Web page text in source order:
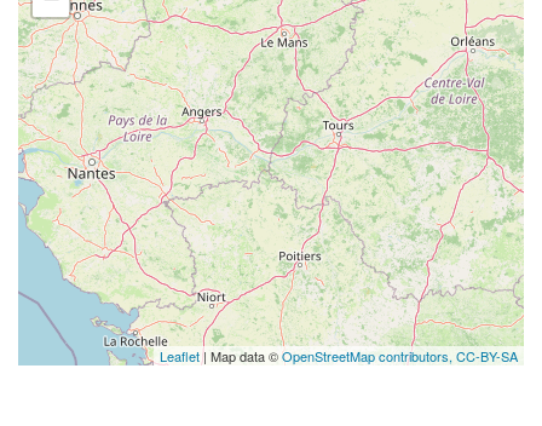
Leaflet| Map data ©OpenStreetMap contributors, CC-BY-SA